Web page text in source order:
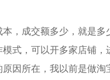
，成交额多少，就是
式，可以开多家店铺，
因所在，我以前是做